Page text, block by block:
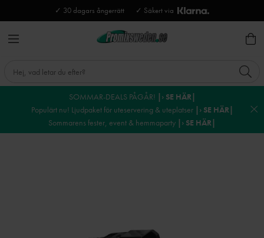
✓ 30 dagars ångerrätt ✓ Säkert via
SOMMAR-DEALS PÅGÅR! |› SE HÄR|
Populärt nu! Ljudpaket för uteservering & uteplatser |› SE HÄR|
Sommarens fester, event & hemmaparty |› SE HÄR|